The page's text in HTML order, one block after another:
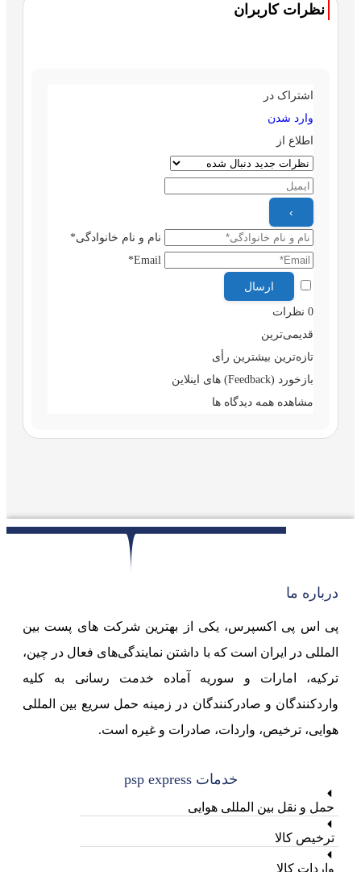
نظرات کاربران
اشتراک در
وارد شدن
اطلاع از
نام و نام خانوادگی*
Email*
0 نظرات
قدیمی‌ترین
تازه‌ترین بیشترین رأی
بازخورد (Feedback) های اینلاین
مشاهده همه دیدگاه ها
درباره ما
پی اس پی اکسپرس، یکی از بهترین شرکت های پست بین
المللی در ایران است که با داشتن نمایندگی‌های فعال در چین،
ترکیه، امارات و سوریه آماده خدمت رسانی به کلیه
واردکنندگان و صادرکنندگان در زمینه حمل سریع بین المللی
هوایی، ترخیص، واردات، صادرات و غیره است.
خدمات psp express
حمل و نقل بین المللی هوایی
ترخیص کالا
واردات کالا